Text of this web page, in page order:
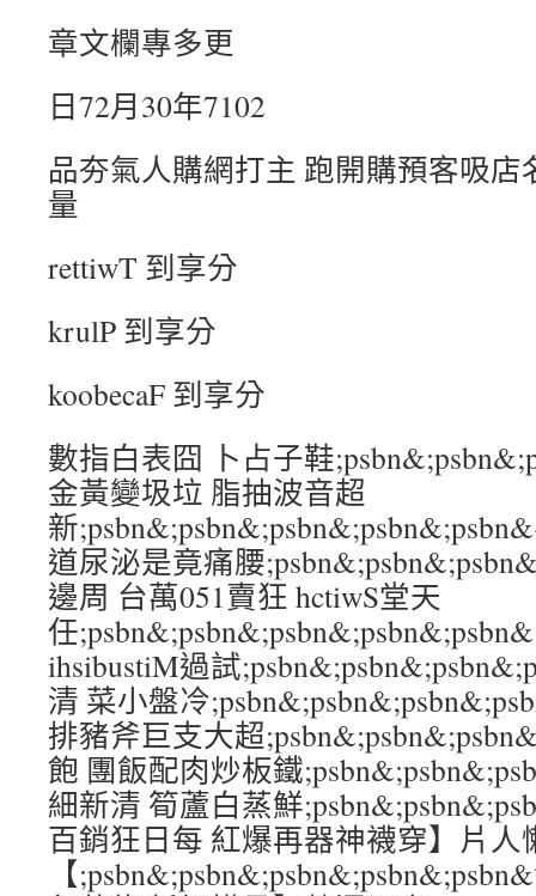
章文欄專多更
日72月30年7102
品夯氣人購網打主 跑開購預客吸
量
rettiwT 到享分
krulP 到享分
koobecaF 到享分
數指白表囧 卜占子鞋
金黃變圾垃 脂抽波音超
新
道尿泌是竟痛腰
邊周 台萬051賣狂 hctiwS堂天
任
ihsibustiM過試
清 菜小盤冷
排豬斧巨支大超
飽 團飯配肉炒板鐵
細新清 筍蘆白蒸鮮
百銷狂日每 紅爆再器神襪穿】片人
【